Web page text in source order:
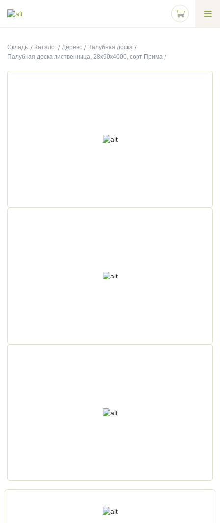
Склады Каталог Дерево
Палубная доска
Палубная доска лиственница, 28х90х4000, сорт Прима